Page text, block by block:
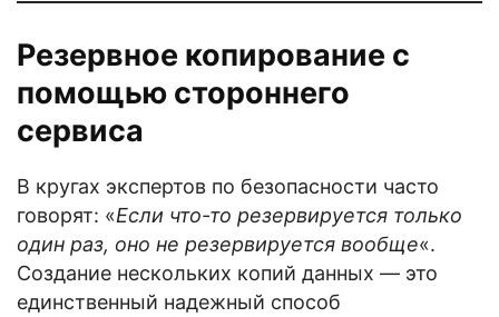
Резервное копирование с
помощью стороннего
сервиса
В кругах экспертов по безопасности часто
говорят: «Если что-то резервируется только
один раз, оно не резервируется вообще«.
Создание нескольких копий данных — это
единственный надежный способ